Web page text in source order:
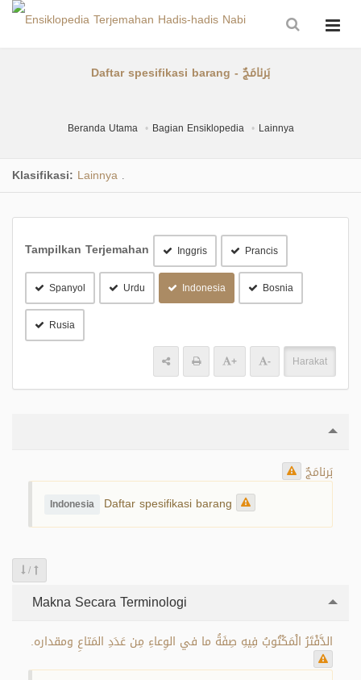
Daftar spesifikasi barang - بَرنامَجٌ
Beranda Utama Bagian Ensiklopedia Lainnya
Klasifikasi: Lainnya
Tampilkan Terjemahan Inggris Prancis
Spanyol Urdu Indonesia Bosnia
Rusia
+ - Harakat
بَرنامَجٌ
Indonesia Daftar spesifikasi barang
/
Makna Secara Terminologi
الدَّفْتَرُ الْمَكْتُوبُ فِيهِ صِفَةُ ما في الوِعاءِ مِن عَدَدِ المَتاعِ ومقداره.